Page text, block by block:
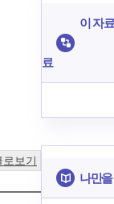
보기
이 자
료
나만